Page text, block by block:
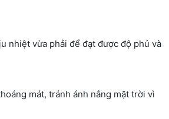
nhiệt vừa phải để đạt được độ phủ và
mát, tránh ánh nắng mặt trời vì